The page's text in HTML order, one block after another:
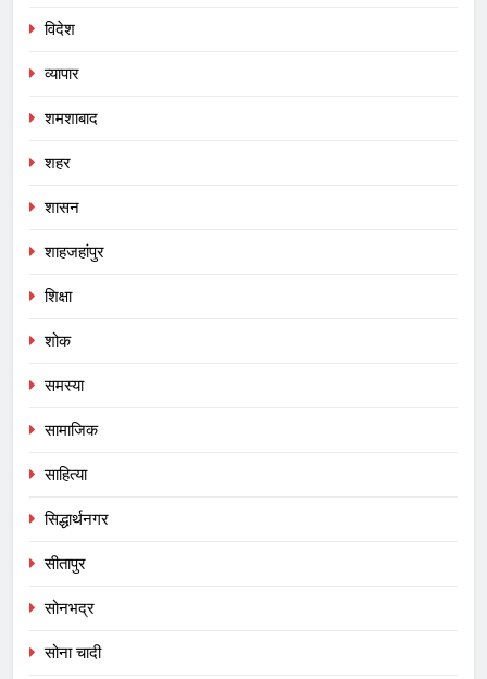
विदेश
व्यापार
शमशाबाद
शहर
शासन
शाहजहांपुर
शिक्षा
शोक
समस्या
सामाजिक
साहित्या
सिद्धार्थनगर
सीतापुर
सोनभद्र
सोना चादी